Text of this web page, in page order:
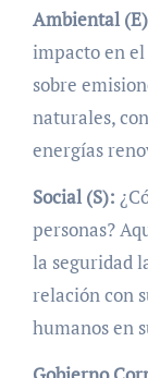
Ambiental
impacto en
sobre
naturales,
energías
Social (S):
personas?
la seguridad
relación con
humanos en